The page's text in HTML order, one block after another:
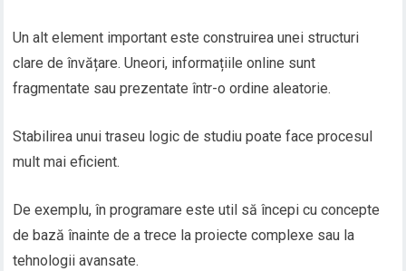
Un alt element important este construirea unei structuri
clare de învățare. Uneori, informațiile online sunt
fragmentate sau prezentate într-o ordine aleatorie.
Stabilirea unui traseu logic de studiu poate face procesul
mult mai eficient.
De exemplu, în programare este util să începi cu concepte
de bază înainte de a trece la proiecte complexe sau la
tehnologii avansate.